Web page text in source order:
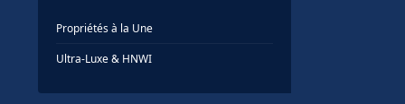
Propriétés à la Une
Ultra-Luxe & HNWI